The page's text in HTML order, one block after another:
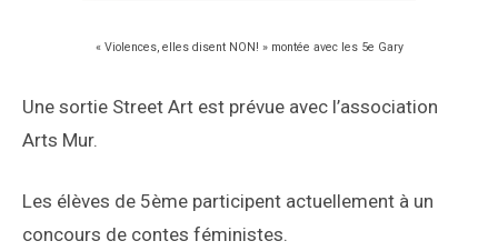
« Violences, elles disent NON! » montée avec les 5e Gary
Une sortie Street Art est prévue avec l’association
Arts Mur.
Les élèves de 5ème participent actuellement à un
concours de contes féministes.